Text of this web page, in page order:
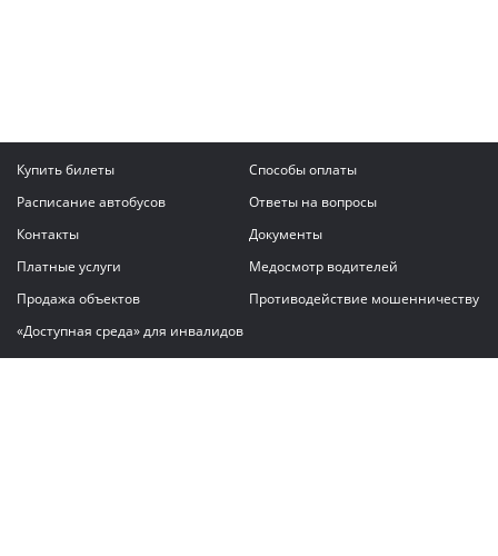
Купить билеты
Способы оплаты
Расписание автобусов
Ответы на вопросы
Контакты
Документы
Платные услуги
Медосмотр водителей
Продажа объектов
Противодействие мошенничеству
«Доступная среда» для инвалидов